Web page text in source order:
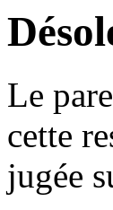
Le
cette
jugée